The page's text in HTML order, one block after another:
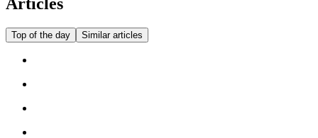
Top of the day Similar articles